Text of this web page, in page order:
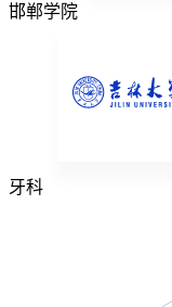
邯郸学院
牙科